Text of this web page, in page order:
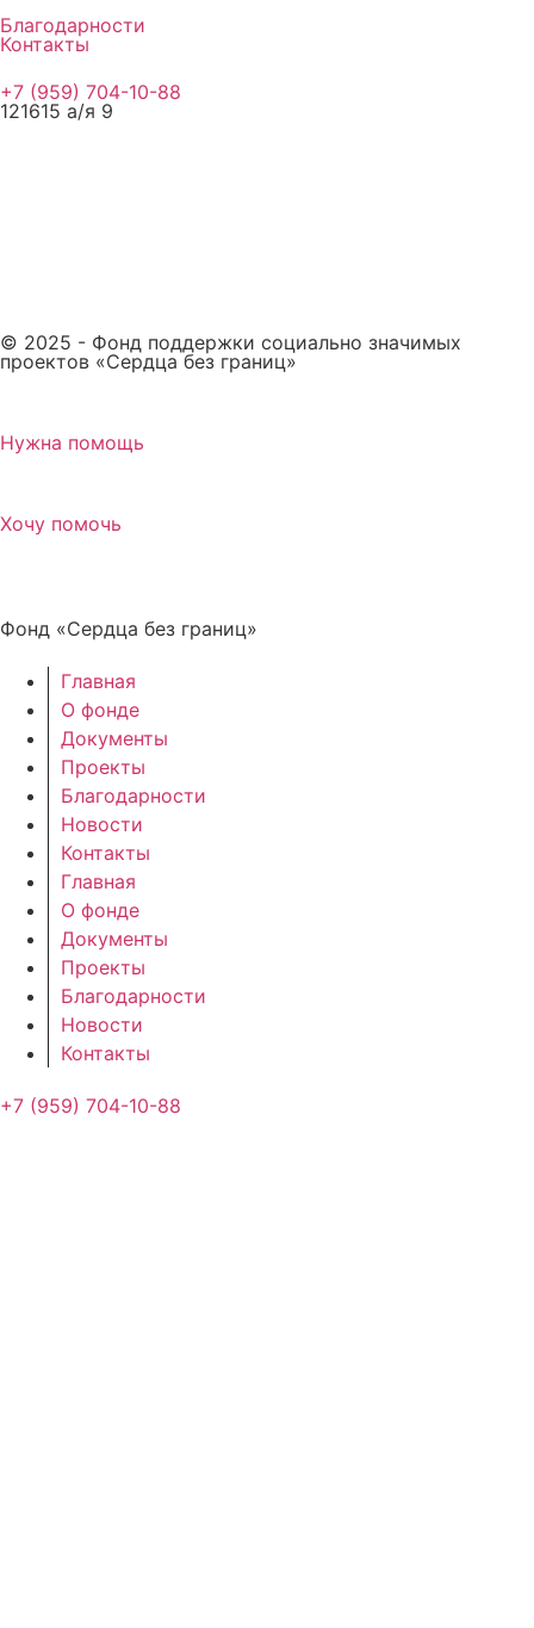
Благодарности
Контакты
+7 (959) 704-10-88
121615 а/я 9
© 2025 - Фонд поддержки социально значимых
проектов «Сердца без границ»
Нужна помощь
Хочу помочь
Фонд «Сердца без границ»
Главная
О фонде
Документы
Проекты
Благодарности
Новости
Контакты
Главная
О фонде
Документы
Проекты
Благодарности
Новости
Контакты
+7 (959) 704-10-88